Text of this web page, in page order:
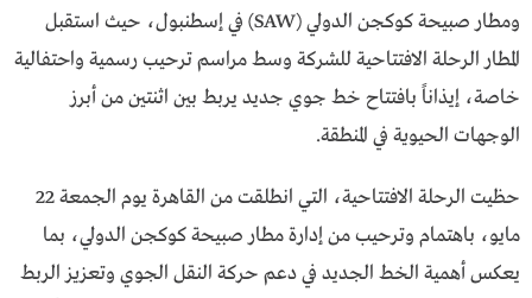
ومطار صبيحة كوكجن الدولي (SAW) في إسطنبول، حيث استقبل
المطار الرحلة الافتتاحية للشركة وسط مراسم ترحيب رسمية واحتفالية
خاصة، إيذاناً بافتتاح خط جوي جديد يربط بين اثنتين من أبرز
الوجهات الحيوية في المنطقة.
حظيت الرحلة الافتتاحية، التي انطلقت من القاهرة يوم الجمعة 22
مايو، باهتمام وترحيب من إدارة مطار صبيحة كوكجن الدولي، بما
يعكس أهمية الخط الجديد في دعم حركة النقل الجوي وتعزيز الربط